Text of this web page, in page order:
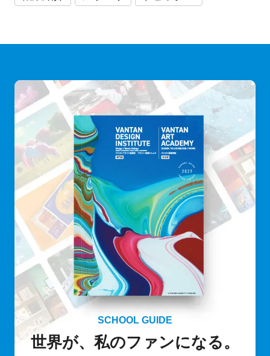
SCHOOL GUIDE
世界が、私のファンになる。